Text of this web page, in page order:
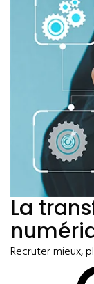
La
Recruter mieux,